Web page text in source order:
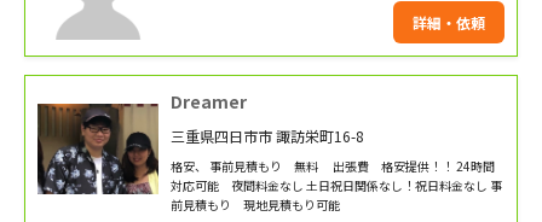
詳細・依頼
Dreamer
三重県四日市市 諏訪栄町16-8
格安、 事前見積もり 無料 出張費 格安提供！！ 24時間
対応可能 夜間料金なし 土日祝日関係なし！祝日料金なし 事
前見積もり 現地見積もり可能